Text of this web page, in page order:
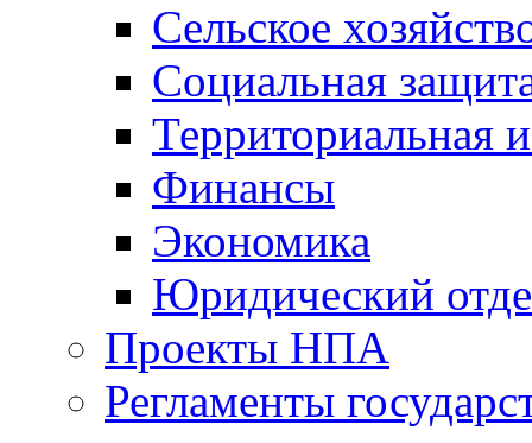
Сельское
Социальная
Территориальная
Финансы
Экономика
Юридический
Проекты НПА
Регламенты